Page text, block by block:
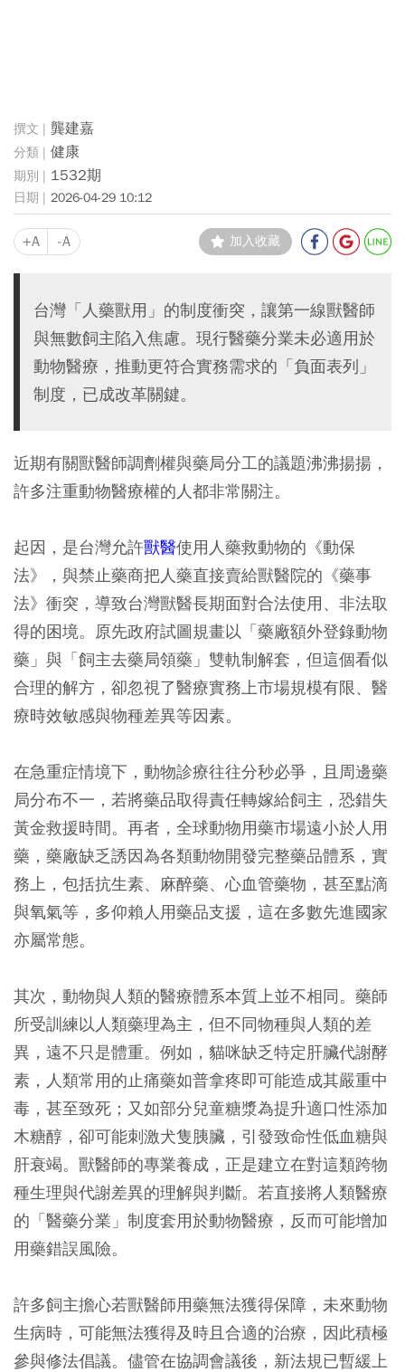
龔建嘉
健康
1532期
2026-04-29 10:12
+A -A 加入收藏
台灣「人藥獸用」的制度衝突，讓第一線獸醫師
與無數飼主陷入焦慮。現行醫藥分業未必適用於
動物醫療，推動更符合實務需求的「負面表列」
制度，已成改革關鍵。
近期有關獸醫師調劑權與藥局分工的議題沸沸揚揚，
許多注重動物醫療權的人都非常關注。
起因，是台灣允許獸醫使用人藥救動物的《動保
法》，與禁止藥商把人藥直接賣給獸醫院的《藥事
法》衝突，導致台灣獸醫長期面對合法使用、非法取
得的困境。原先政府試圖規畫以「藥廠額外登錄動物
藥」與「飼主去藥局領藥」雙軌制解套，但這個看似
合理的解方，卻忽視了醫療實務上市場規模有限、醫
療時效敏感與物種差異等因素。
在急重症情境下，動物診療往往分秒必爭，且周邊藥
局分布不一，若將藥品取得責任轉嫁給飼主，恐錯失
黃金救援時間。再者，全球動物用藥市場遠小於人用
藥，藥廠缺乏誘因為各類動物開發完整藥品體系，實
務上，包括抗生素、麻醉藥、心血管藥物，甚至點滴
與氧氣等，多仰賴人用藥品支援，這在多數先進國家
亦屬常態。
其次，動物與人類的醫療體系本質上並不相同。藥師
所受訓練以人類藥理為主，但不同物種與人類的差
異，遠不只是體重。例如，貓咪缺乏特定肝臟代謝酵
素，人類常用的止痛藥如普拿疼即可能造成其嚴重中
毒，甚至致死；又如部分兒童糖漿為提升適口性添加
木糖醇，卻可能刺激犬隻胰臟，引發致命性低血糖與
肝衰竭。獸醫師的專業養成，正是建立在對這類跨物
種生理與代謝差異的理解與判斷。若直接將人類醫療
的「醫藥分業」制度套用於動物醫療，反而可能增加
用藥錯誤風險。
許多飼主擔心若獸醫師用藥無法獲得保障，未來動物
生病時，可能無法獲得及時且合適的治療，因此積極
參與修法倡議。儘管在協調會議後，新法規已暫緩上